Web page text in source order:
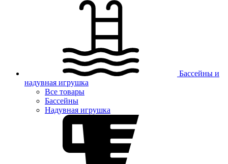
Бассейны и
надувная игрушка
Все товары
Бассейны
Надувная игрушка